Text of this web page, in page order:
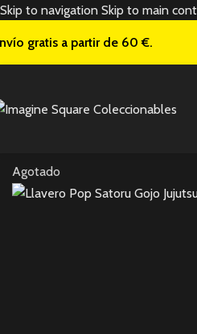
Skip to navigation Skip to main
gratis a partir de 60 €.
Agotado